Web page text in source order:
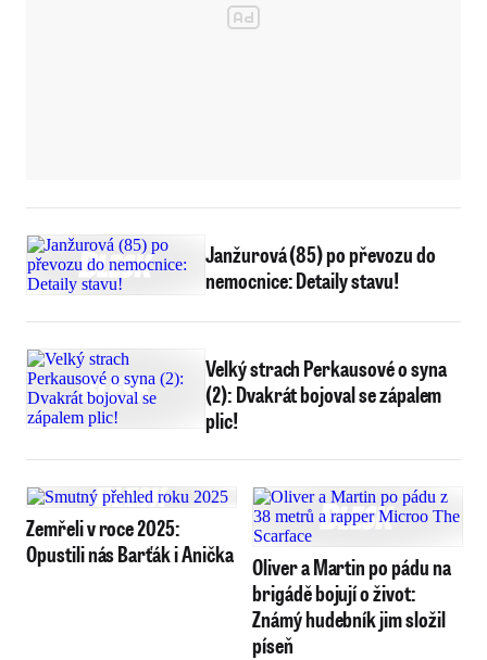
Janžurová (85) po převozu do
nemocnice: Detaily stavu!
Velký strach Perkausové o syna
(2): Dvakrát bojoval se zápalem
plic!
Zemřeli v roce 2025:
Opustili nás Barťák i Anička
Oliver a Martin po pádu na
brigádě bojují o život:
Známý hudebník jim složil
píseň